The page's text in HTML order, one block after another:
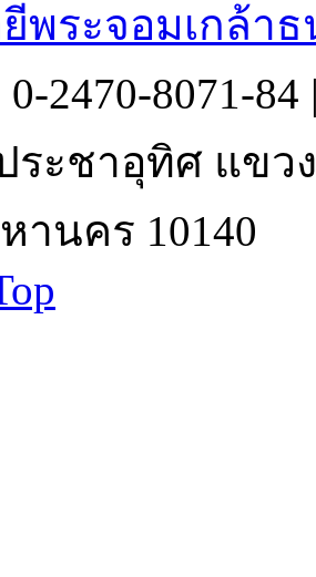
พระจอมเกล้า
2470-8071-84
ระชาอุทิศ แขว
านคร 10140